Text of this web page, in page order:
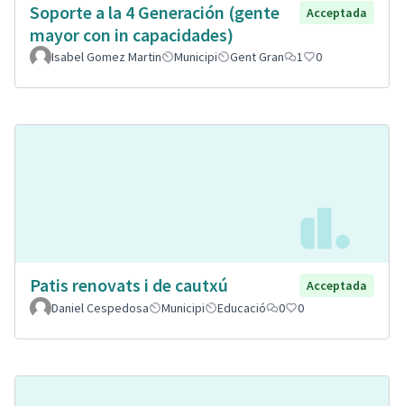
Soporte a la 4 Generación (gente
mayor con in capacidades)
Acceptada
Isabel Gomez Martin Municipi Gent Gran 1 0
Patis renovats i de cautxú
Acceptada
Daniel Cespedosa
Municipi Educació 0 0